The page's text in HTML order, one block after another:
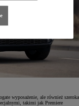
wyposażenie, ale również szeroka
takimi jak Premiere